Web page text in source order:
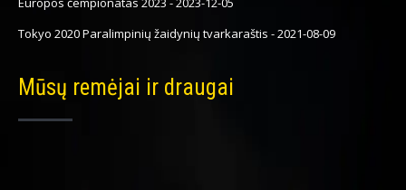
Tokyo 2020 Paralimpinių žaidynių tvarkaraštis -2021-08-09
Mūsų remėjai ir draugai